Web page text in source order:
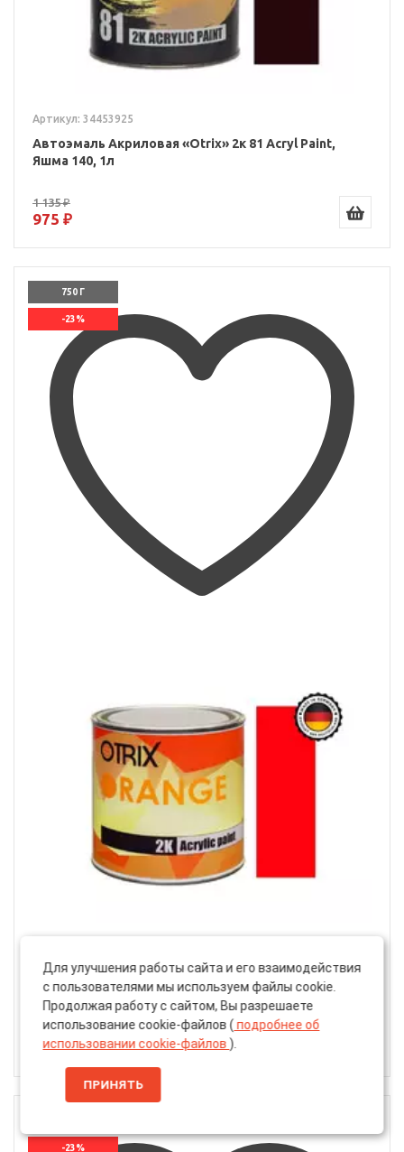
Артикул: 34453925
Автоэмаль Акриловая «Otrix» 2к 81 Acryl Paint,
Яшма 140, 1л
1 135 ₽
975 ₽
750 Г
-23%
Автоэмаль Акриловая «Otrix» 2к Orange Paint, Ford
P9, 750г
1 920 ₽
1 460 ₽
-23%
Для улучшения работы сайта и его взаимодействия
с пользователями мы используем файлы cookie.
Продолжая работу с сайтом, Вы разрешаете
использование cookie-файлов ( подробнее об
использовании cookie-файлов ).
ПРИНЯТЬ